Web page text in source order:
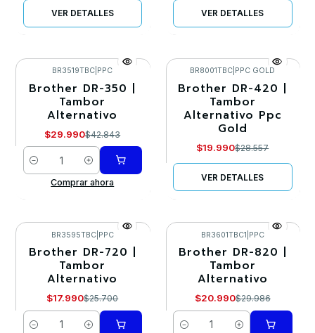
VER DETALLES VER DETALLES
-30%
BR3519TBC PPC
Brother DR-350 |
Tambor
Alternativo
$29.990$42.843
Cantidad
Comprar ahora
-30%
Agotado
BR8001TBC PPC GOLD
Brother DR-420 |
Tambor
Alternativo Ppc
Gold
$19.990$28.557
VER DETALLES
-30%
BR3595TBC| PPC
Brother DR-720 |
Tambor
Alternativo
$17.990$25.700
-30%
BR3601TBC1 PPC
Brother DR-820 |
Tambor
Alternativo
$20.990$29.986